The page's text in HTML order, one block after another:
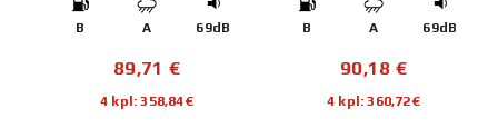
B A 69dB
89,71 €
4 kpl: 358,84€
B A 69dB
90,18 €
4 kpl: 360,72€